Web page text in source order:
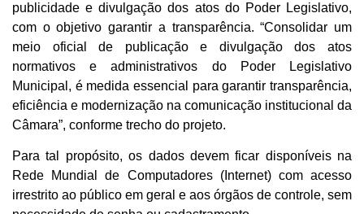
publicidade e divulgação dos atos do Poder Legislativo,
com o objetivo garantir a transparência. “Consolidar um
meio oficial de publicação e divulgação dos atos
normativos e administrativos do Poder Legislativo
Municipal, é medida essencial para garantir transparência,
eficiência e modernização na comunicação institucional da
Câmara”, conforme trecho do projeto.
Para tal propósito, os dados devem ficar disponíveis na
Rede Mundial de Computadores (Internet) com acesso
irrestrito ao público em geral e aos órgãos de controle, sem